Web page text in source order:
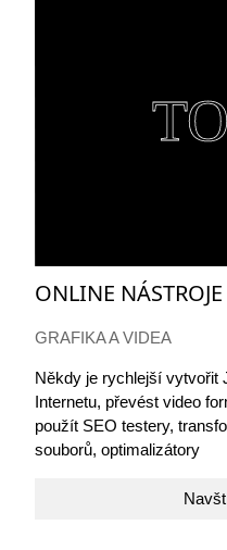
ONLINE NÁSTROJE
GRAFIKA A VIDEA
Někdy je rychlejší vytvořit
Internetu, převést video
použít SEO testery,
souborů, optimalizátory